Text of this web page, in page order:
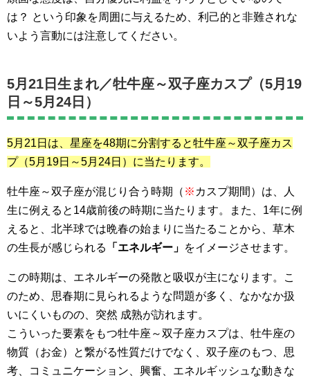
は？ という印象を周囲に与えるため、利己的と非難されな
いよう言動には注意してください。
5月21日生まれ／牡牛座～双子座カスプ（5月19
日～5月24日）
5月21日は、星座を48期に分割すると牡牛座～双子座カス
プ（5月19日～5月24日）に当たります。
牡牛座～双子座が混じり合う時期（ ※ カスプ期間）は、人
生に例えると14歳前後の時期に当たります。また、1年に例
えると、北半球では晩春の始まりに当たることから、草木
の生長が感じられる
「エネルギー」 をイメージさせます。
この時期は、エネルギーの発散と吸収が主になります。こ
のため、思春期に見られるような問題が多く、なかなか扱
いにくいものの、突然 成熟が訪れます。
こういった要素をもつ牡牛座～双子座カスプは、牡牛座の
物質（お金）と繋がる性質だけでなく、双子座のもつ、思
考、コミュニケーション、興奮、エネルギッシュな動きな